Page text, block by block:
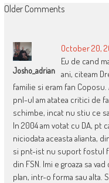
COMMENT
Older Comments
Josho_adrian
October 20,
Eu de cand
ani, citeam
familie si eram fan
pnl-ul am atatea critici de
schimbe, incat nu stiu ce sa
In 2004 am votat cu DA, pt
niciodata aceasta alianta,
si pnt-ist nu suport fostul
din FSN. Imi e groaza sa
plan, intr-o forma sau alta.